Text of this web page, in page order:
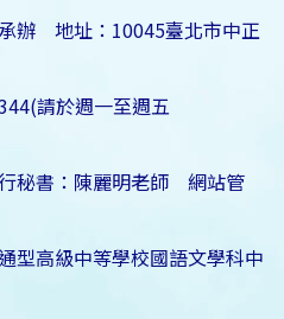
辦 地址：10045臺北市中正
請於週一至週五
秘書：陳麗明老師 網站管
型高級中等學校國語文學科中